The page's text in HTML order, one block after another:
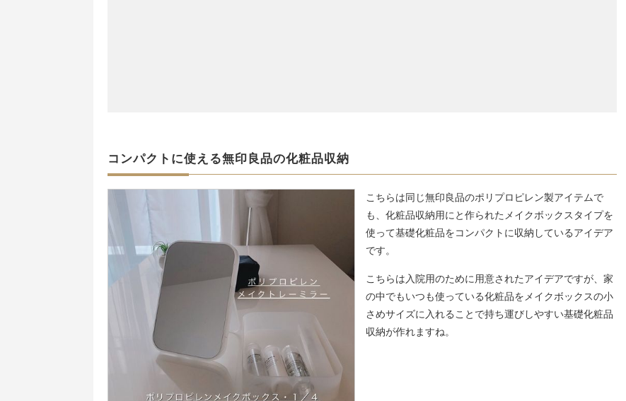
コンパクトに使える無印良品の化粧品収納
こちらは同じ無印良品のポリプロピレン製アイテムで
も、化粧品収納用にと作られたメイクボックスタイプを
使って基礎化粧品をコンパクトに収納しているアイデア
です。
こちらは入院用のために用意されたアイデアですが、家
の中でもいつも使っている化粧品をメイクボックスの小
さめサイズに入れることで持ち運びしやすい基礎化粧品
収納が作れますね。